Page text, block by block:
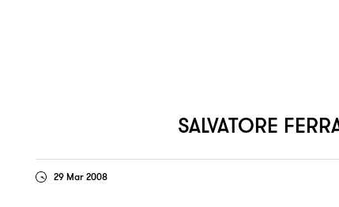
SALVATORE
29 Mar 2008